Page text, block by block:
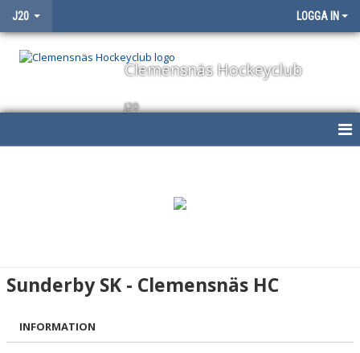
J20 LOGGA IN
Clemensnäs Hockeyclub
J20
BILDGALLERI
Sunderby SK - Clemensnäs HC
INFORMATION